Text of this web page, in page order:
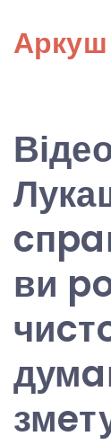
content
Аркуш
ви